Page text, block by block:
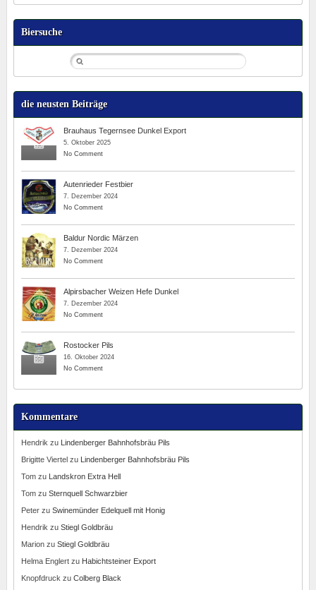
Biersuche
die neusten Beiträge
Brauhaus Tegernsee Dunkel Export
5. Oktober 2025
No Comment
Autenrieder Festbier
7. Dezember 2024
No Comment
Baldur Nordic Märzen
7. Dezember 2024
No Comment
Alpirsbacher Weizen Hefe Dunkel
7. Dezember 2024
No Comment
Rostocker Pils
16. Oktober 2024
No Comment
Kommentare
Hendrik zu
Lindenberger Bahnhofsbräu Pils
Brigitte Viertel zu
Lindenberger Bahnhofsbräu Pils
Tomzu
Landskron Extra Hell
Tomzu Sternquell Schwarzbier
Peterzu Swinemünder Edelquell mit Honig
Hendrik zu Stiegl Goldbräu
Marionzu Stiegl Goldbräu
Helma Englertzu Habichtsteiner Export
Knopfdruck zu Colberg Black